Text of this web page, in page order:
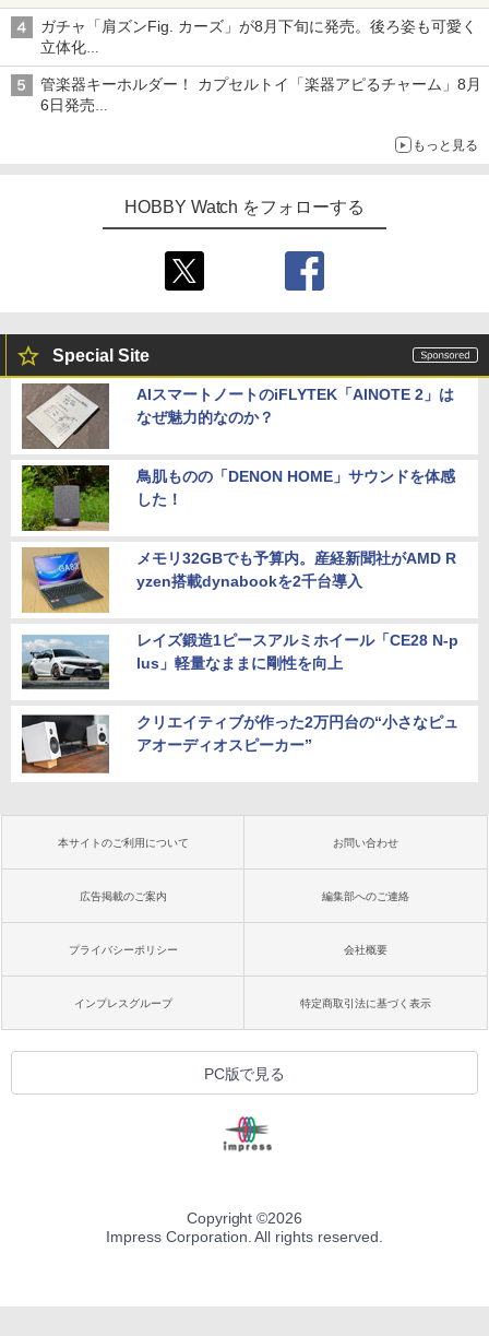
子どもが楽しめるかっぱ寿司ならではの体験とコラボの楽しさを
追求
ガチャ「肩ズンFig. カーズ」が8月下旬に発売。後ろ姿も可愛く
立体化
ライトニング・マックィーンやメーターなど4種がラインナップ
管楽器キーホルダー！ カプセルトイ「楽器アピるチャーム」8月
6日発売
もっと見る
HOBBY Watch をフォローする
Special Site
AIスマートノートのiFLYTEK「AINOTE 2」は
なぜ魅力的なのか？
鳥肌ものの「DENON HOME」サウンドを体感
した！
メモリ32GBでも予算内。産経新聞社がAMD R
yzen搭載dynabookを2千台導入
レイズ鍛造1ピースアルミホイール「CE28 N-p
lus」軽量なままに剛性を向上
クリエイティブが作った2万円台の“小さなピュ
アオーディオスピーカー”
本サイトのご利用について お問い合わせ
広告掲載のご案内 編集部へのご連絡
プライバシーポリシー 会社概要
インプレスグループ 特定商取引法に基づく表示
PC版で見る
Copyright ©2026
Impress Corporation. All rights reserved.